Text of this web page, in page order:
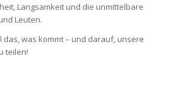
Langsamkeit und die unmittelbare
Leuten.
was kommt – und darauf, unsere
teilen!